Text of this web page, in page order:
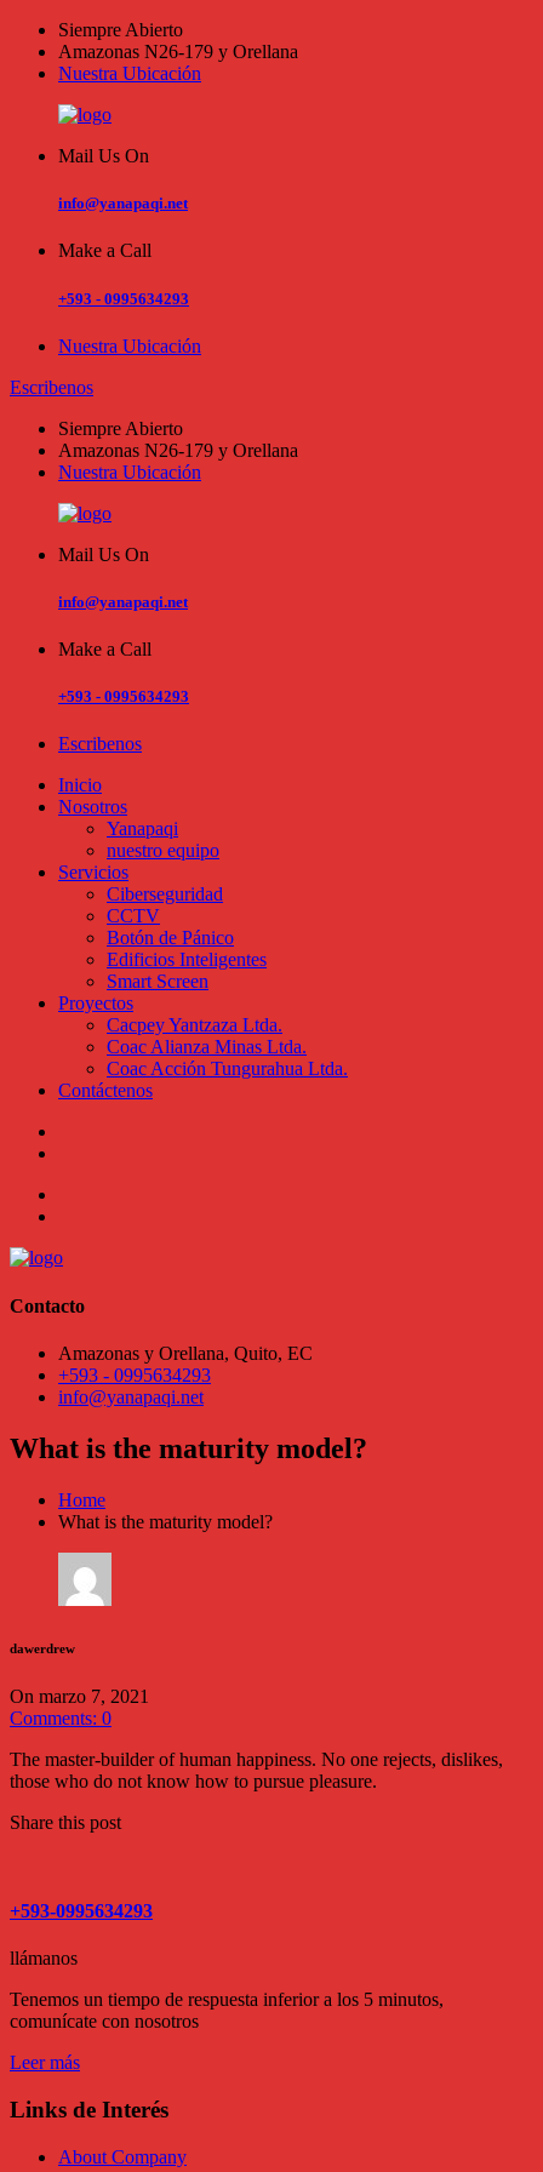
Siempre Abierto
Amazonas N26-179 y Orellana
Nuestra Ubicación
Mail Us On
info@yanapaqi.net
Make a Call
+593 - 0995634293
Nuestra Ubicación
Escribenos
Siempre Abierto
Amazonas N26-179 y Orellana
Nuestra Ubicación
Mail Us On
info@yanapaqi.net
Make a Call
+593 - 0995634293
Escribenos
Inicio
Nosotros
Yanapaqi
nuestro equipo
Servicios
Ciberseguridad
CCTV
Botón de Pánico
Edificios Inteligentes
Smart Screen
Proyectos
Cacpey Yantzaza Ltda.
Coac Alianza Minas Ltda.
Coac Acción Tungurahua Ltda.
Contáctenos
Contacto
Amazonas y Orellana, Quito, EC
+593 - 0995634293
info@yanapaqi.net
What is the maturity model?
Home
What is the maturity model?
dawerdrew
On marzo 7, 2021
Comments: 0
The master-builder of human happiness. No one rejects, dislikes,
those who do not know how to pursue pleasure.
Share this post
+593-0995634293
llámanos
Tenemos un tiempo de respuesta inferior a los 5 minutos,
comunícate con nosotros
Leer más
Links de Interés
About Company